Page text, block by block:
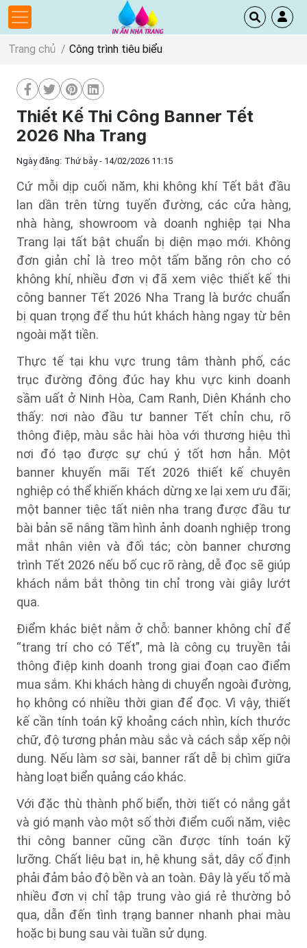
Trang chủ Công trình tiêu biểu
Thiết Kế Thi Công Banner Tết
2026 Nha Trang
Ngày đăng: Thứ bảy - 14/02/2026 11:15
Cứ mỗi dịp cuối năm, khi không khí Tết bắt đầu
lan dần trên từng tuyến đường, các cửa hàng,
nhà hàng, showroom và doanh nghiệp tại Nha
Trang lại tất bật chuẩn bị diện mạo mới. Không
đơn giản chỉ là treo một tấm băng rôn cho có
không khí, nhiều đơn vị đã xem việc thiết kế thi
công banner Tết 2026 Nha Trang là bước chuẩn
bị quan trọng để thu hút khách hàng ngay từ bên
ngoài mặt tiền.
Thực tế tại khu vực trung tâm thành phố, các
trục đường đông đúc hay khu vực kinh doanh
sầm uất ở Ninh Hòa, Cam Ranh, Diên Khánh cho
thấy: nơi nào đầu tư banner Tết chỉn chu, rõ
thông điệp, màu sắc hài hòa với thương hiệu thì
nơi đó tạo được sự chú ý tốt hơn hẳn. Một
banner khuyến mãi Tết 2026 thiết kế chuyên
nghiệp có thể khiến khách dừng xe lại xem ưu đãi;
một banner tiệc tất niên nha trang được đầu tư
bài bản sẽ nâng tầm hình ảnh doanh nghiệp trong
mắt nhân viên và đối tác; còn banner chương
trình Tết 2026 nếu bố cục rõ ràng, dễ đọc sẽ giúp
khách nắm bắt thông tin chỉ trong vài giây lướt
qua.
Điểm khác biệt nằm ở chỗ: banner không chỉ để
“trang trí cho có Tết”, mà là công cụ truyền tải
thông điệp kinh doanh trong giai đoạn cao điểm
mua sắm. Khi khách hàng di chuyển ngoài đường,
họ không có nhiều thời gian để đọc. Vì vậy, thiết
kế cần tính toán kỹ khoảng cách nhìn, kích thước
chữ, độ tương phản màu sắc và cách sắp xếp nội
dung. Nếu làm sơ sài, banner rất dễ bị chìm giữa
hàng loạt biển quảng cáo khác.
Với đặc thù thành phố biển, thời tiết có nắng gắt
và gió mạnh vào một số thời điểm cuối năm, việc
thi công banner cũng cần được tính toán kỹ
lưỡng. Chất liệu bạt in, hệ khung sắt, dây cố định
phải đảm bảo độ bền và an toàn. Đây là yếu tố mà
nhiều đơn vị chỉ tập trung vào giá rẻ thường bỏ
qua, dẫn đến tình trạng banner nhanh phai màu
hoặc bị bung sau vài tuần sử dụng.